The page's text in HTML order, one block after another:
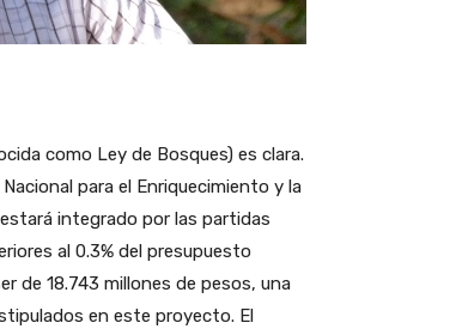
como Ley de Bosques) es clara.
para el Enriquecimiento y la
integrado por las partidas
al 0.3% del presupuesto
de 18.743 millones de pesos, una
en este proyecto. El